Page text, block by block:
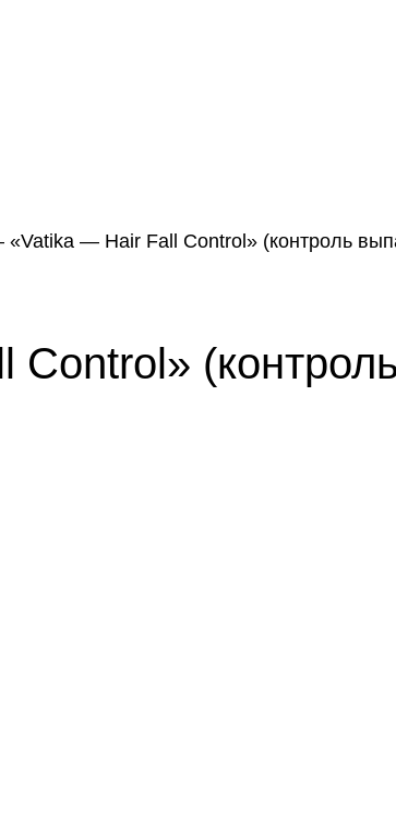
— Hair Fall Control» (контроль